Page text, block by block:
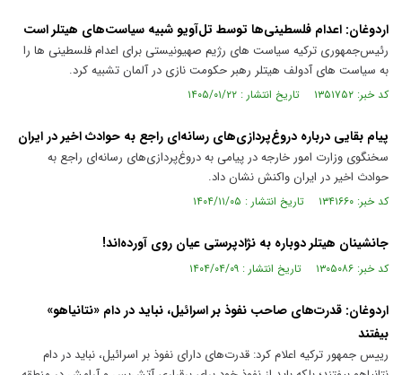
اردوغان: اعدام فلسطینی‌ها توسط تل‌آویو شبیه سیاست‌های هیتلر است
رئیس‌جمهوری ترکیه سیاست های رژیم صهیونیستی برای اعدام فلسطینی ها را
به سیاست های آدولف هیتلر رهبر حکومت نازی در آلمان تشبیه کرد.
کد خبر: ۱۳۵۱۷۵۲ تاریخ انتشار : ۱۴۰۵/۰۱/۲۲
پیام بقایی درباره دروغ‌پردازی‌های رسانه‌ای راجع به حوادث اخیر در ایران
سخنگوی وزارت امور خارجه در پیامی به دروغ‌پردازی‌های رسانه‌ای راجع به
حوادث اخیر در ایران واکنش نشان داد.
کد خبر: ۱۳۴۱۶۶۰ تاریخ انتشار : ۱۴۰۴/۱۱/۰۵
جانشینان هیتلر دوباره به نژادپرستی عیان روی آورده‌اند!
کد خبر: ۱۳۰۵۰۸۶ تاریخ انتشار : ۱۴۰۴/۰۴/۰۹
اردوغان: قدرت‌های صاحب نفوذ بر اسرائیل، نباید در دام «نتانیاهو»
بیفتند
رییس جمهور ترکیه اعلام کرد: قدرت‌های دارای نفوذ بر اسرائیل، نباید در دام